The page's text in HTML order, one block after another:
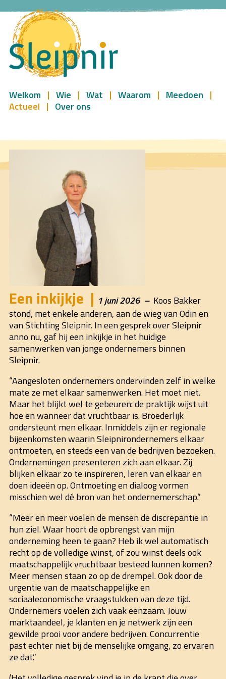
Welkom Wie Wat Waarom
Meedoen
Actueel
Over ons
Een inkijkje 1 juni 2026
Koos Bakker
stond, met enkele anderen, aan de wieg van Odin en
van Stichting Sleipnir. In een gesprek over Sleipnir
anno nu, gaf hij een inkijkje in het huidige
samenwerken van jonge ondernemers binnen
Sleipnir.
“Aangesloten ondernemers ondervinden zelf in welke
mate ze met elkaar samenwerken. Het moet niet.
Maar het blijkt wel te gebeuren: de praktijk wijst uit
hoe en wanneer dat vruchtbaar is. Broederlijk
ondersteunt men elkaar. Inmiddels zijn er regionale
bijeenkomsten waarin Sleipnirondernemers elkaar
ontmoeten, en steeds een van de bedrijven bezoeken.
Ondernemingen presenteren zich aan elkaar. Zij
blijken elkaar zo te inspireren, leren van elkaar en
doen ideeën op. Ontmoeting en dialoog vormen
misschien wel dé bron van het ondernemerschap.”
“Meer en meer voelen de mensen de discrepantie in
hun ziel. Waar hoort de opbrengst van mijn
onderneming heen te gaan? Heb ik wel automatisch
recht op de volledige winst, of zou winst deels ook
maatschappelijk vruchtbaar besteed kunnen komen?
Meer mensen staan zo op de drempel. Ook door de
urgentie van de maatschappelijke en
sociaaleconomische vraagstukken van deze tijd.
Ondernemers voelen zich vaak eenzaam. Jouw
marktaandeel, je klanten en je netwerk zijn een
gewilde prooi voor andere bedrijven. Concurrentie
past echter niet bij de menselijke omgang, zo ervaren
ze dat.”